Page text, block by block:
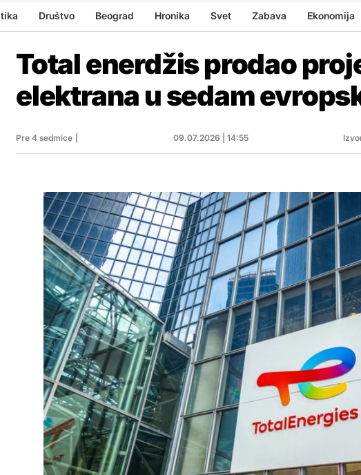
Društvo Beograd Hronika Svet Zabava Ekonomija
Total enerdžis prodao
elektrana u sedam
Pre 4 sedmice 09.07.2026 | 14:55